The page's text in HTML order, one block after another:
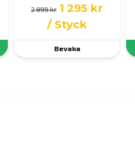
2 899 kr 1 295 kr
/ Styck
Bevaka